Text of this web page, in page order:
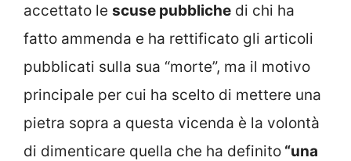
accettato le scuse pubbliche di chi ha
fatto ammenda e ha rettificato gli articoli
pubblicati sulla sua “morte”, ma il motivo
principale per cui ha scelto di mettere una
pietra sopra a questa vicenda è la volontà
di dimenticare quella che ha definito “una